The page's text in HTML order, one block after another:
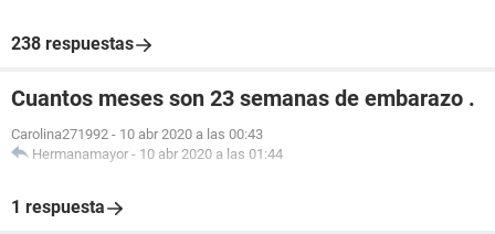
238 respuestas
Cuantos meses son 23 semanas de embarazo .
Carolina271992 - 10 abr 2020 a las 00:43
Hermanamayor - 10 abr 2020 a las 01:44
1 respuesta